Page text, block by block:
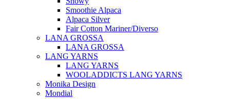
Smoothie Alpaca
Alpaca Silver
Fair Cotton Mariner/Diverso
LANA GROSSA
LANA GROSSA
LANG YARNS
LANG YARNS
WOOLADDICTS LANG YARNS
Monika Design
Mondial